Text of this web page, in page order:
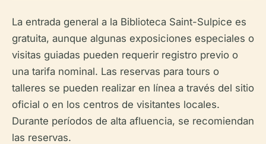
La entrada general a la Biblioteca Saint-Sulpice es
gratuita, aunque algunas exposiciones especiales o
visitas guiadas pueden requerir registro previo o
una tarifa nominal. Las reservas para tours o
talleres se pueden realizar en línea a través del sitio
oficial o en los centros de visitantes locales.
Durante períodos de alta afluencia, se recomiendan
las reservas.